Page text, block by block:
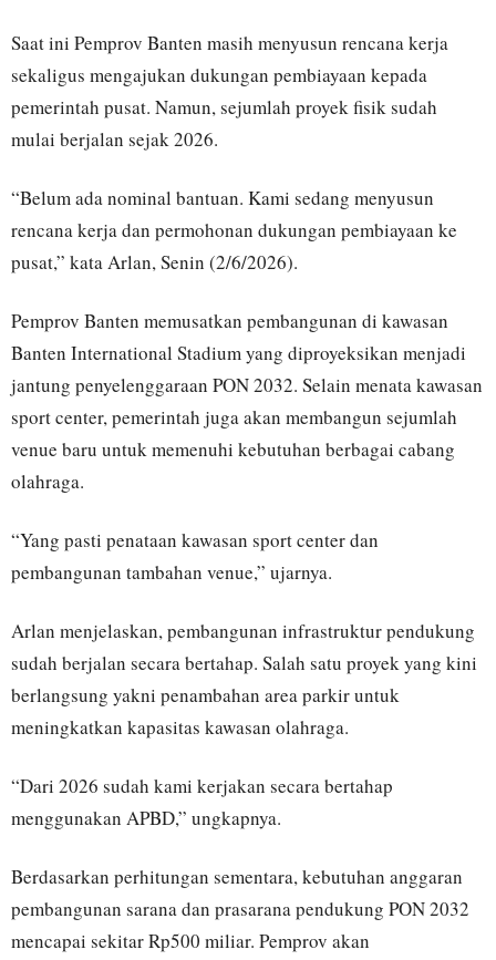
Saat ini Pemprov Banten masih menyusun rencana kerja
sekaligus mengajukan dukungan pembiayaan kepada
pemerintah pusat. Namun, sejumlah proyek fisik sudah
mulai berjalan sejak 2026.
“Belum ada nominal bantuan. Kami sedang menyusun
rencana kerja dan permohonan dukungan pembiayaan ke
pusat,” kata Arlan, Senin (2/6/2026).
Pemprov Banten memusatkan pembangunan di kawasan
Banten International Stadium yang diproyeksikan menjadi
jantung penyelenggaraan PON 2032. Selain menata kawasan
sport center, pemerintah juga akan membangun sejumlah
venue baru untuk memenuhi kebutuhan berbagai cabang
olahraga.
“Yang pasti penataan kawasan sport center dan
pembangunan tambahan venue,” ujarnya.
Arlan menjelaskan, pembangunan infrastruktur pendukung
sudah berjalan secara bertahap. Salah satu proyek yang kini
berlangsung yakni penambahan area parkir untuk
meningkatkan kapasitas kawasan olahraga.
“Dari 2026 sudah kami kerjakan secara bertahap
menggunakan APBD,” ungkapnya.
Berdasarkan perhitungan sementara, kebutuhan anggaran
pembangunan sarana dan prasarana pendukung PON 2032
mencapai sekitar Rp500 miliar. Pemprov akan